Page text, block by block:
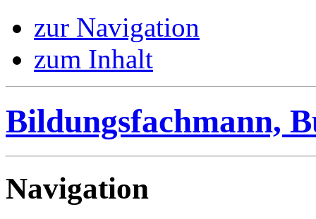
zur Navigation
zum Inhalt
Bildungsfachmann,
Navigation